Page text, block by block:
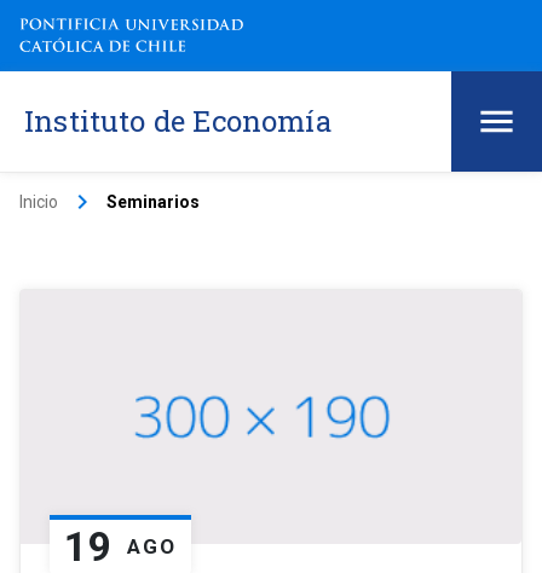
Instituto de Economía
Inicio keyboard_arrow_right Seminarios
19 AGO